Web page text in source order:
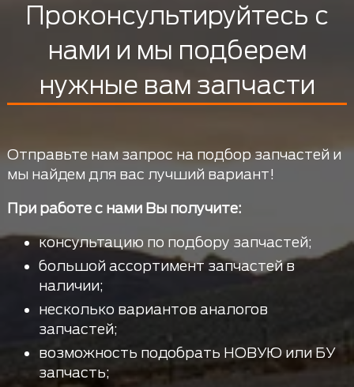
Проконсультируйтесь с
нами и мы подберем
нужные вам запчасти
Отправьте нам запрос на подбор запчастей и
мы найдем для вас лучший вариант!
При работе с нами Вы получите:
консультацию по подбору запчастей;
большой ассортимент запчастей в
наличии;
несколько вариантов аналогов
запчастей;
возможность подобрать НОВУЮ или БУ
запчасть;